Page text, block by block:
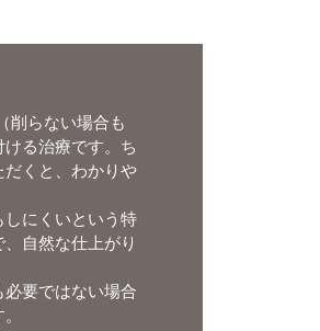
削らない場合も
る治療です。ち
くと、わかりや
にくいという特
自然な仕上がり
要ではない場合